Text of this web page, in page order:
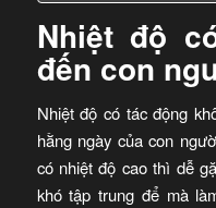
Nhiệt độ
đến con
Nhiệt độ có tác động
hằng ngày của con
có nhiệt độ cao thì dễ
khó tập trung để mà